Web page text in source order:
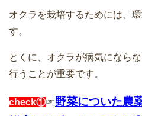
オクラを栽培するためには、
す。
とくに、オクラが病気になら
行うことが重要です。
check①☞野菜についた農